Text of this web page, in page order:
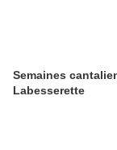
Semaines
Labesserette